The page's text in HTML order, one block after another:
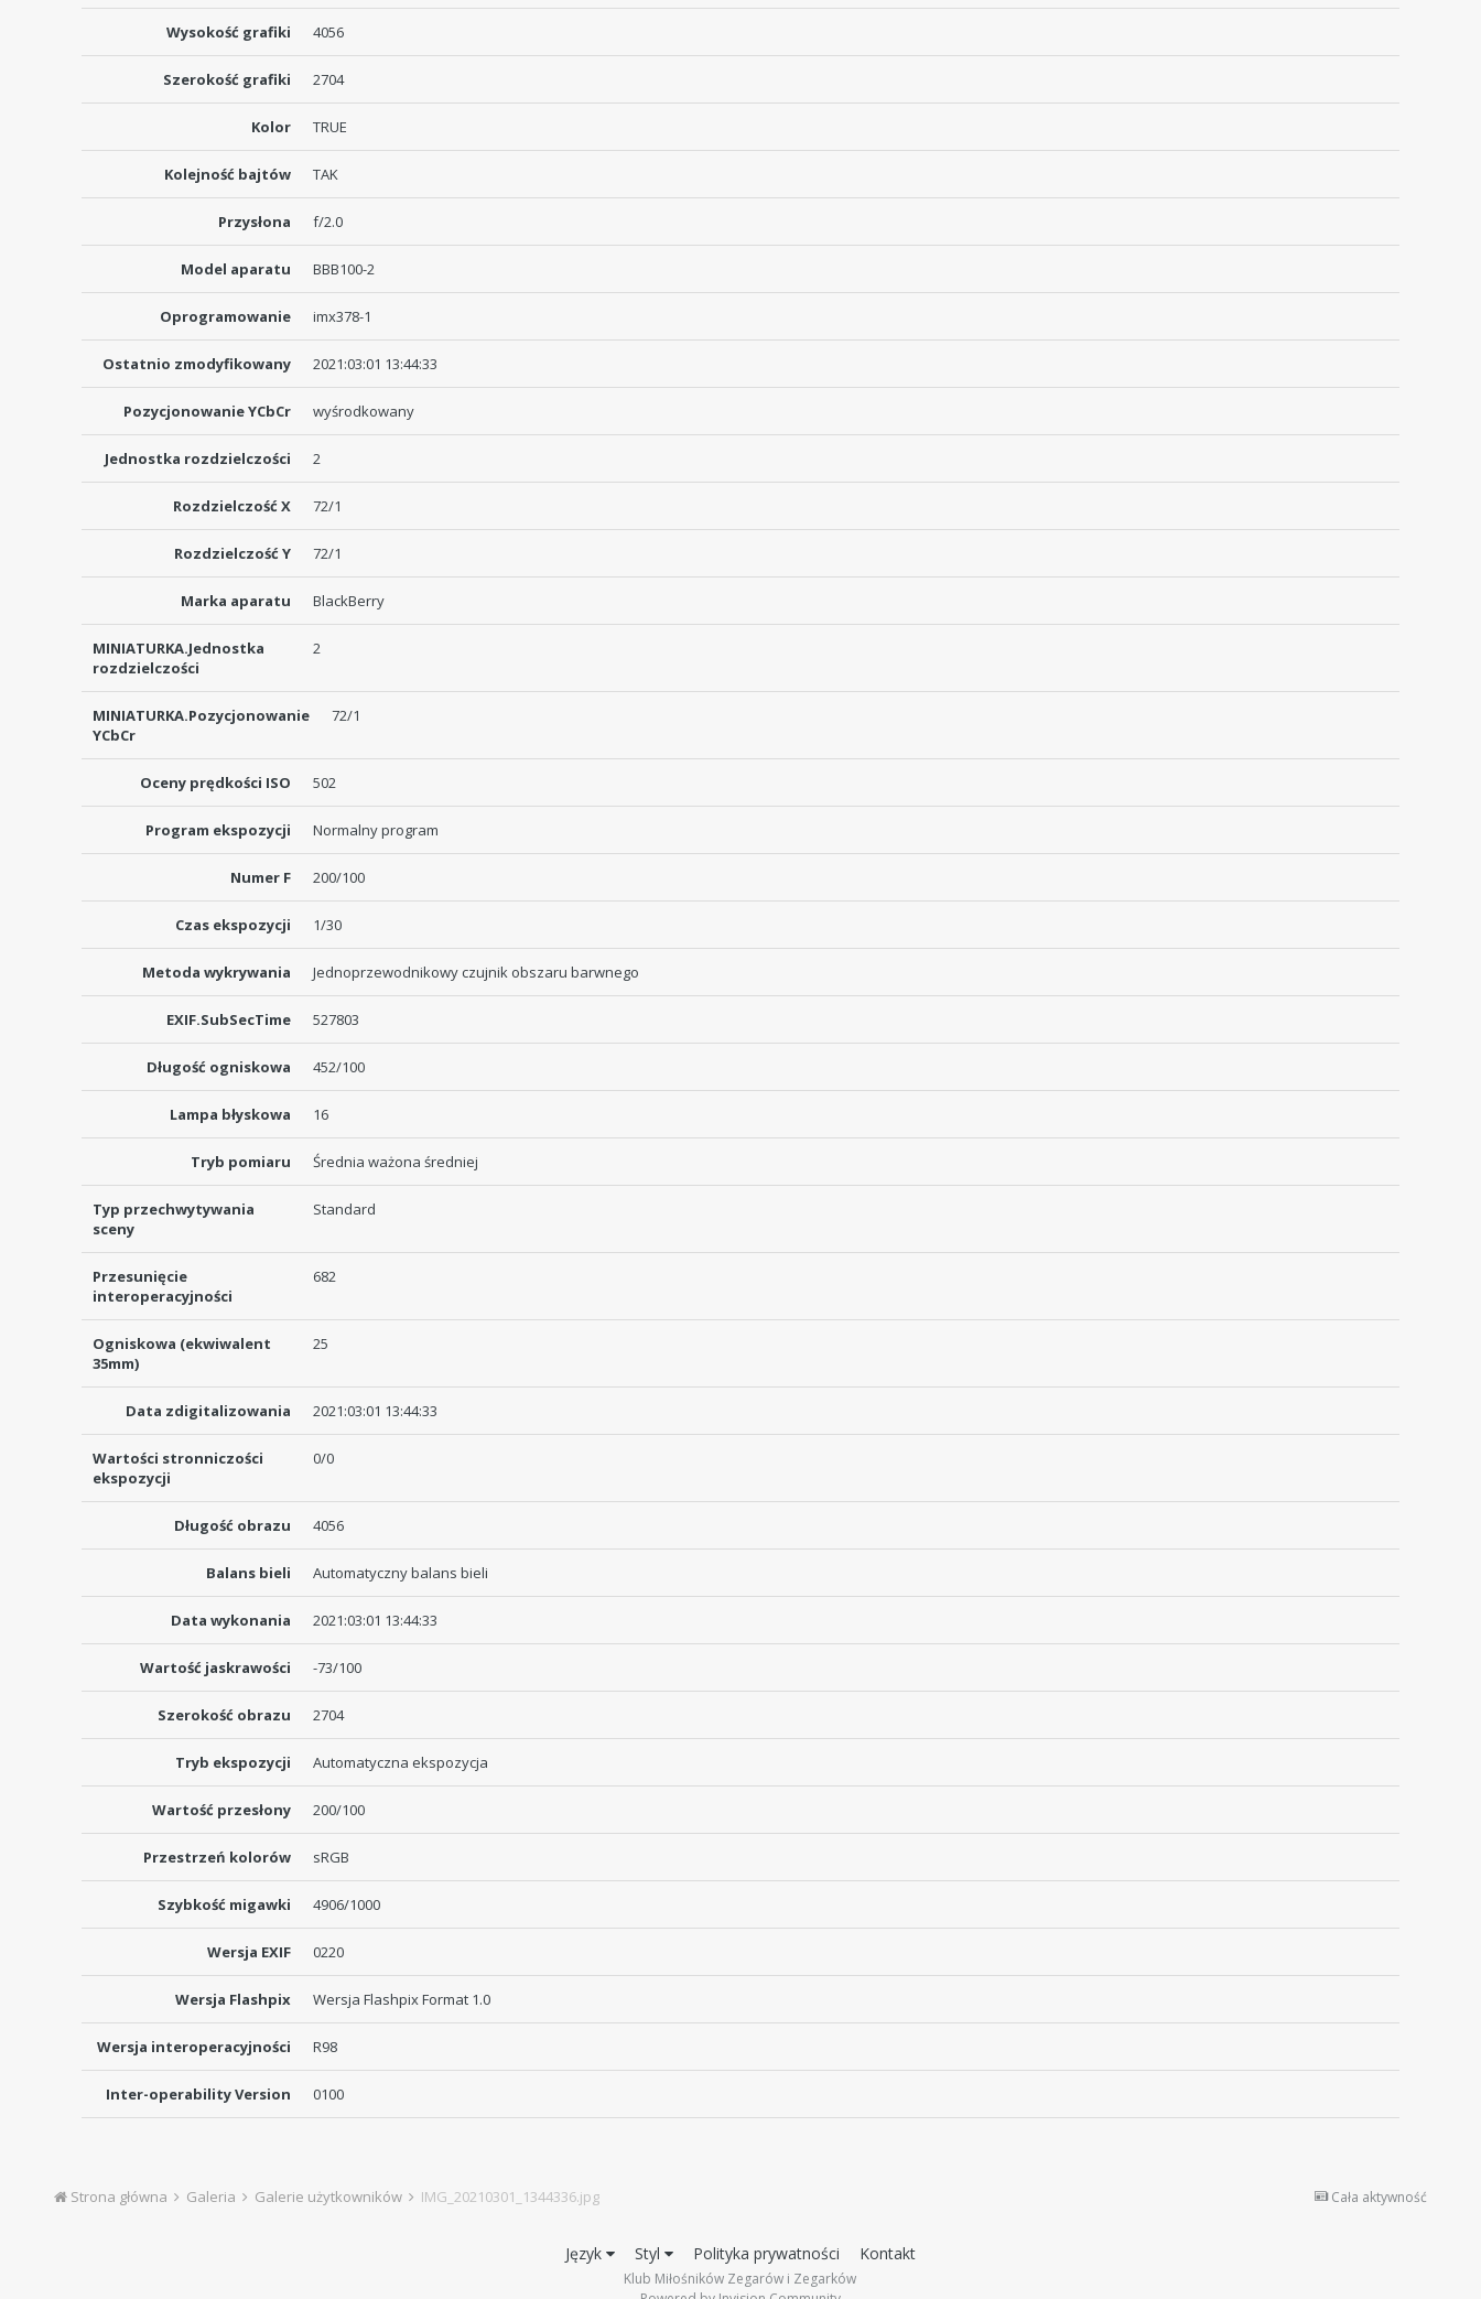
Wysokość grafiki 4056
Szerokość grafiki 2704
Kolor TRUE
Kolejność bajtów TAK
Przysłona f/2.0
Model aparatu BBB100-2
Oprogramowanie imx378-1
Ostatnio zmodyfikowany 2021:03:01 13:44:33
Pozycjonowanie YCbCr wyśrodkowany
Jednostka rozdzielczości 2
Rozdzielczość X 72/1
Rozdzielczość Y 72/1
Marka aparatu BlackBerry
MINIATURKA.Jednostka
rozdzielczości
2
MINIATURKA.Pozycjonowanie
YCbCr
72/1
Oceny prędkości ISO 502
Program ekspozycji Normalny program
Numer F 200/100
Czas ekspozycji 1/30
Metoda wykrywania Jednoprzewodnikowy czujnik obszaru barwnego
EXIF.SubSecTime 527803
Długość ogniskowa 452/100
Lampa błyskowa 16
Tryb pomiaru Średnia ważona średniej
Typ przechwytywania
sceny
Standard
Przesunięcie
interoperacyjności
682
Ogniskowa (ekwiwalent
35mm)
25
Data zdigitalizowania 2021:03:01 13:44:33
Wartości stronniczości
ekspozycji
0/0
Długość obrazu 4056
Balans bieli Automatyczny balans bieli
Data wykonania 2021:03:01 13:44:33
Wartość jaskrawości -73/100
Szerokość obrazu 2704
Tryb ekspozycji Automatyczna ekspozycja
Wartość przesłony 200/100
Przestrzeń kolorów sRGB
Szybkość migawki 4906/1000
Wersja EXIF 0220
Wersja Flashpix Wersja Flashpix Format 1.0
Wersja interoperacyjności R98
Inter-operability Version 0100
Cała aktywność
Strona główna Galeria Galerie użytkowników IMG_20210301_1344336.jpg
Język Styl Polityka prywatności Kontakt
Klub Miłośników Zegarów i Zegarków